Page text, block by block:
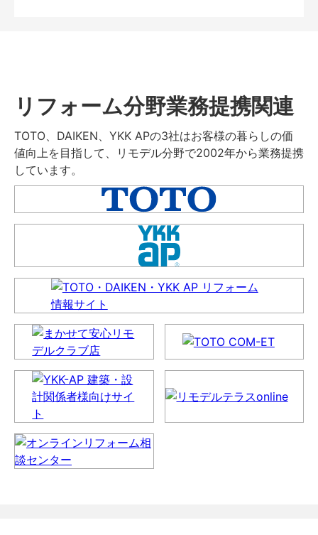
リフォーム分野業務提携関連
TOTO、DAIKEN、YKK APの3社はお客様の暮らしの価
値向上を目指して、リモデル分野で2002年から業務提携
しています。